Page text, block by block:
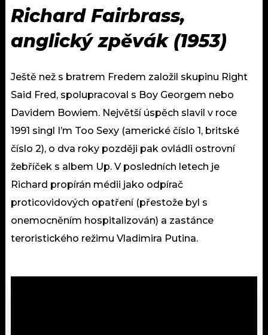
Richard Fairbrass,
anglický zpěvák (1953)
Ještě než s bratrem Fredem založil skupinu Right
Said Fred, spolupracoval s Boy Georgem nebo
Davidem Bowiem. Největší úspěch slavil v roce
1991 singl I’m Too Sexy (americké číslo 1, britské
číslo 2), o dva roky později pak ovládli ostrovní
žebříček s albem Up. V posledních letech je
Richard propírán médii jako odpírač
proticovidových opatření (přestože byl s
onemocněním hospitalizován) a zastánce
teroristického režimu Vladimira Putina.